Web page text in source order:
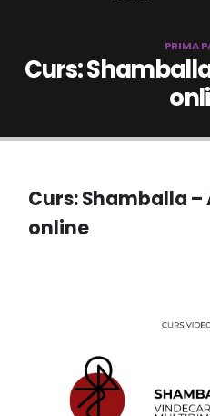
PRIMA
Curs:
Curs: Shamballa –
online